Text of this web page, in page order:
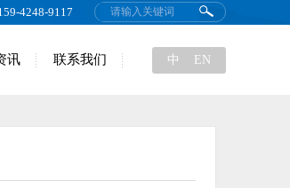
4248-9117
讯 联系我们 中 EN